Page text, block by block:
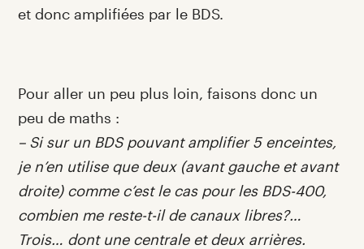
et donc amplifiées par le BDS.
Pour aller un peu plus loin, faisons donc un
peu de maths :
– Si sur un BDS pouvant amplifier 5 enceintes,
je n’en utilise que deux (avant gauche et avant
droite) comme c’est le cas pour les BDS-400,
combien me reste-t-il de canaux libres?…
Trois… dont une centrale et deux arrières.